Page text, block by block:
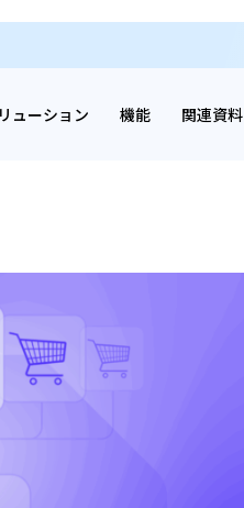
ューション 機能 関連資料